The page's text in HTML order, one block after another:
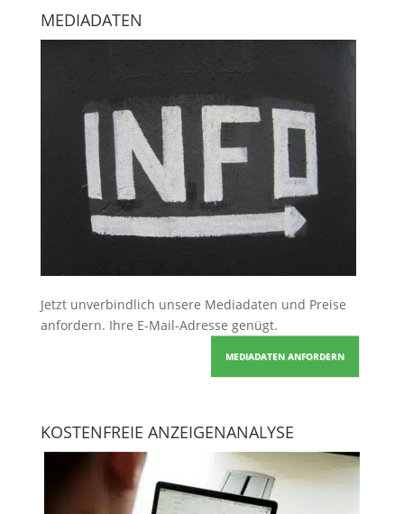
MEDIADATEN
Jetzt unverbindlich unsere Mediadaten und Preise
anfordern. Ihre E-Mail-Adresse genügt.
MEDIADATEN ANFORDERN
KOSTENFREIE ANZEIGENANALYSE